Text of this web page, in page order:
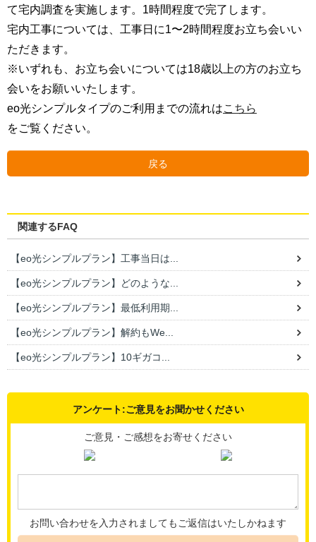
て宅内調査を実施します。1時間程度で完了します。
宅内工事については、工事日に1〜2時間程度お立ち会いい
ただきます。
※いずれも、お立ち会いについては18歳以上の方のお立ち
会いをお願いいたします。
eo光シンプルタイプのご利用までの流れはこちら
をご覧ください。
戻る
関連するFAQ
【eo光シンプルプラン】工事当日は...
【eo光シンプルプラン】どのような...
【eo光シンプルプラン】最低利用期...
【eo光シンプルプラン】解約もWe...
【eo光シンプルプラン】10ギガコ...
アンケート:ご意見をお聞かせください
ご意見・ご感想をお寄せください
お問い合わせを入力されましてもご返信はいたしかねます